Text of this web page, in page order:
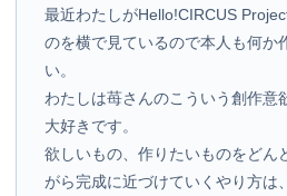
最近わたしがHello!CIRCUS
のを横で見ているので本人も何か
い。
わたしは苺さんのこういう創作意
大好きです。
欲しいもの、作りたいものをどん
がら完成に近づけていくやり方は